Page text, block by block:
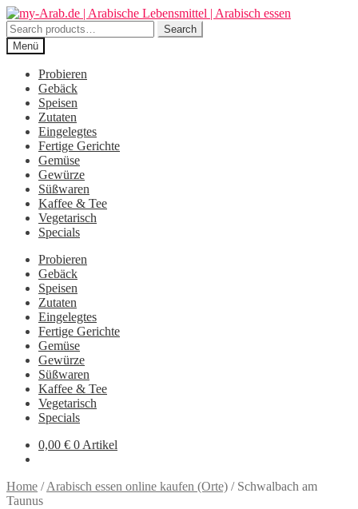
Zur
Navigation
springen
Zum
Inhalt
springen
Search
for:
Search
Menü
Probieren
Gebäck
Speisen
Zutaten
Eingelegtes
Fertige Gerichte
Gemüse
Gewürze
Süßwaren
Kaffee & Tee
Vegetarisch
Specials
Probieren
Gebäck
Speisen
Zutaten
Eingelegtes
Fertige Gerichte
Gemüse
Gewürze
Süßwaren
Kaffee & Tee
Vegetarisch
Specials
0,00 € 0 Artikel
Home /Arabisch essen online kaufen (Orte) / Schwalbach am
Taunus